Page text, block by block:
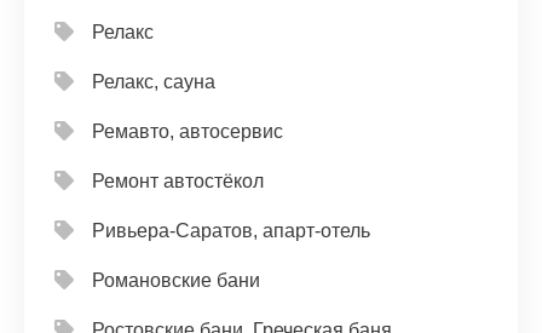
Релакс
Релакс, сауна
Ремавто, автосервис
Ремонт автостёкол
Ривьера-Саратов, апарт-отель
Романовские бани